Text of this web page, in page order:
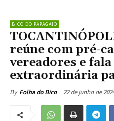
BICO DO PAPAGAIO
reúne com pré-
vereadores e fala
extraordinária
By Folha do Bico 22 de junho de